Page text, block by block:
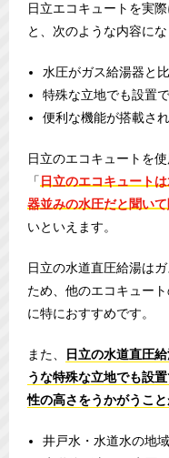
日立エコキュートを実
と、次のような内容にな
水圧がガス給湯器と
特殊な立地でも設置
便利な機能が搭載さ
日立のエコキュートを
「 日立のエコキュート
器並みの水圧だと聞い
いといえます。
日立の水道直圧給湯は
ため、他のエコキュー
に特におすすめです。
また、
日立の水道直圧
うな特殊な立地でも設
性の高さをうかがうこと
井戸水・水道水の地域